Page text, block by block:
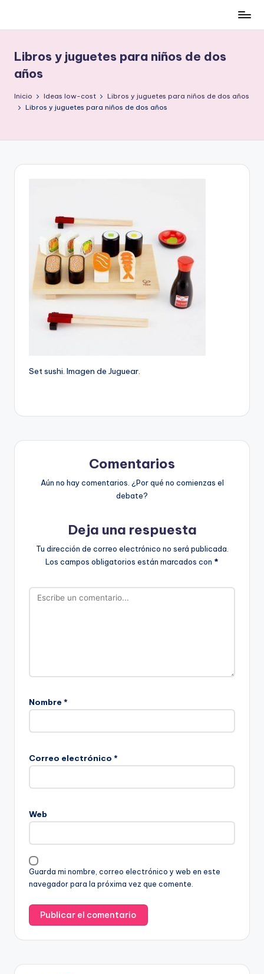
contenido
low-
cost
y
morir
Libros y juguetes para niños de dos
años
Inicio Ideas low-cost
Libros y juguetes para niños de dos años
Libros y juguetes para niños de dos años
Set sushi. Imagen de Juguear.
Comentarios
Aún no hay comentarios. ¿Por qué no comienzas el
debate?
Deja una respuesta
Tu dirección de correo electrónico no será publicada.
Los campos obligatorios están marcados con *
Nombre *
Correo electrónico *
Web
Guarda mi nombre, correo electrónico y web en este
navegador para la próxima vez que comente.